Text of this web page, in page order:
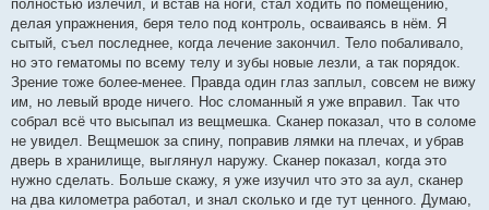
полностью излечил, и встав на ноги, стал ходить по помещению,
делая упражнения, беря тело под контроль, осваиваясь в нём. Я
сытый, съел последнее, когда лечение закончил. Тело побаливало,
но это гематомы по всему телу и зубы новые лезли, а так порядок.
Зрение тоже более-менее. Правда один глаз заплыл, совсем не вижу
им, но левый вроде ничего. Нос сломанный я уже вправил. Так что
собрал всё что высыпал из вещмешка. Сканер показал, что в соломе
не увидел. Вещмешок за спину, поправив лямки на плечах, и убрав
дверь в хранилище, выглянул наружу. Сканер показал, когда это
нужно сделать. Больше скажу, я уже изучил что это за аул, сканер
на два километра работал, и знал сколько и где тут ценного. Думаю,